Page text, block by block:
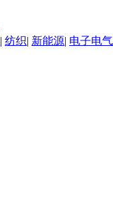
| 纺织| 新能源| 电子电气